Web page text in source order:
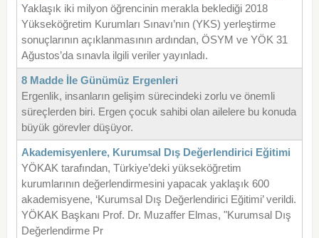
Yaklaşık iki milyon öğrencinin merakla beklediği 2018
Yükseköğretim Kurumları Sınavı’nın (YKS) yerleştirme
sonuçlarının açıklanmasının ardından, ÖSYM ve YÖK 31
Ağustos’da sınavla ilgili veriler yayınladı.
8 Madde İle Günümüz Ergenleri
Ergenlik, insanların gelişim sürecindeki zorlu ve önemli
süreçlerden biri. Ergen çocuk sahibi olan ailelere bu konuda
büyük görevler düşüyor.
Akademisyenlere, Kurumsal Dış Değerlendirici Eğitimi
YÖKAK tarafından, Türkiye’deki yükseköğretim
kurumlarının değerlendirmesini yapacak yaklaşık 600
akademisyene, ‘Kurumsal Dış Değerlendirici Eğitimi’ verildi.
YÖKAK Başkanı Prof. Dr. Muzaffer Elmas, "Kurumsal Dış
Değerlendirme Pr